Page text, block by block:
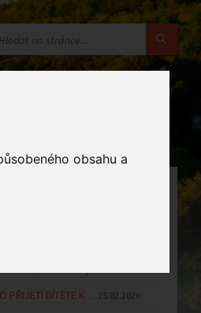
obsahu a
PŘIJETÍ DÍTĚTE K… 25.02.2026